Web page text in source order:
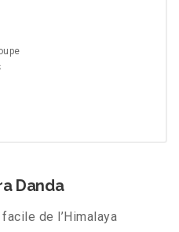
Danda
de l’Himalaya